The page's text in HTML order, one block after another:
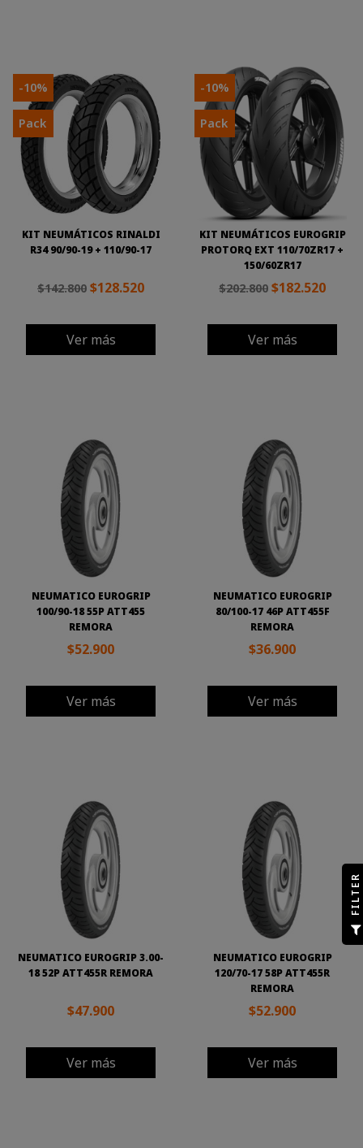
KIT NEUMÁTICOS RINALDI
R34 90/90-19 + 110/90-17
$142.800 $128.520
Ver más
-10%
Pack
KIT NEUMÁTICOS EUROGRIP
PROTORQ EXT 110/70ZR17 +
150/60ZR17
$202.800 $182.520
Ver más
-10%
Pack
NEUMATICO EUROGRIP
100/90-18 55P ATT455
REMORA
$52.900
Ver más
NEUMATICO EUROGRIP
80/100-17 46P ATT455F
REMORA
$36.900
Ver más
NEUMATICO EUROGRIP 3.00-
18 52P ATT455R REMORA
$47.900
Ver más
NEUMATICO EUROGRIP
120/70-17 58P ATT455R
REMORA
$52.900
Ver más
R